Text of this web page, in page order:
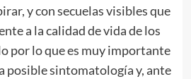
y con secuelas visibles que
a la calidad de vida de los
por lo que es muy importante
posible sintomatología y, ante